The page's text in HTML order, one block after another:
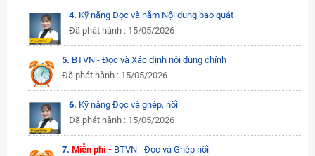
4. Kỹ năng Đọc và nắm Nội dung bao quát
Đã phát hành : 15/05/2026
5. BTVN - Đọc và Xác định nội dung chính
Đã phát hành : 15/05/2026
6. Kỹ năng Đọc và ghép, nối
Đã phát hành : 15/05/2026
7.Miễn phí - BTVN - Đọc và Ghép nối